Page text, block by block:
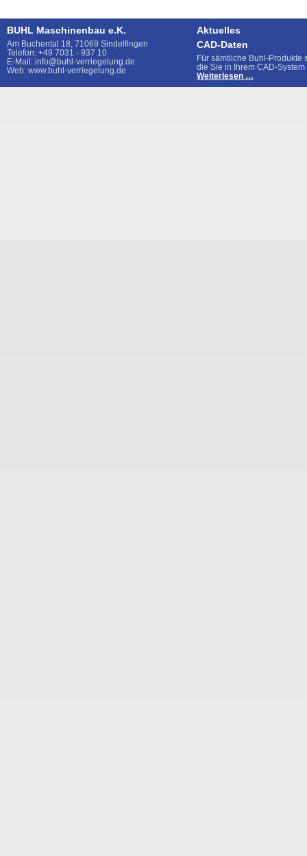
BUHL Maschinenbau e.K.
Am Buchental 18, 71069 Sindelfingen
Telefon: +49 7031 - 937 10
E-Mail: info@buhl-verriegelung.de
Web: www.buhl-verriegelung.de
Aktuelles
CAD-Daten
Für sämtliche Buhl-Produkte
die Sie in Ihrem CAD-
Weiterlesen …